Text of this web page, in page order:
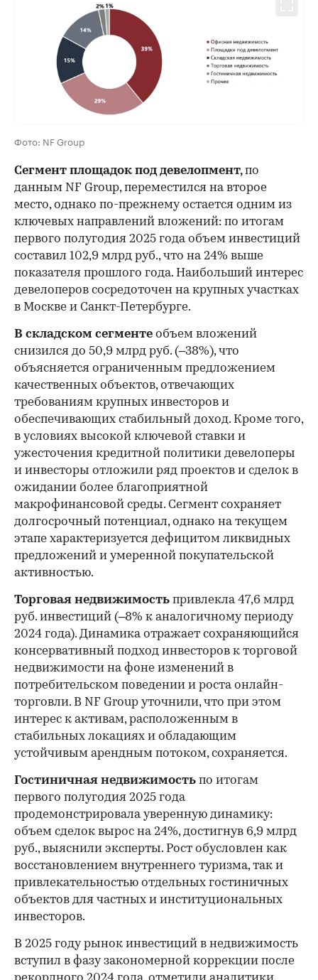
00:00
Фото: NF Group
Сегмент площадок под девелопмент,по
данным NF Group, переместился на второе
место, однако по-прежнему остается одним из
ключевых направлений вложений: по итогам
первого полугодия 2025 года объем инвестиций
составил 102,9 млрд руб., что на 24% выше
показателя прошлого года. Наибольший интерес
девелоперов сосредоточен на крупных участках
в Москве и Санкт-Петербурге.
В складском сегменте объем вложений
снизился до 50,9 млрд руб. (–38%), что
объясняется ограниченным предложением
качественных объектов, отвечающих
требованиям крупных инвесторов и
обеспечивающих стабильный доход. Кроме того,
в условиях высокой ключевой ставки и
ужесточения кредитной политики девелоперы
и инвесторы отложили ряд проектов и сделок в
ожидании более благоприятной
макрофинансовой среды. Сегмент сохраняет
долгосрочный потенциал, однако на текущем
этапе характеризуется дефицитом ликвидных
предложений и умеренной покупательской
активностью.
Торговая недвижимость привлекла 47,6 млрд
руб. инвестиций (–8% к аналогичному периоду
2024 года). Динамика отражает сохраняющийся
консервативный подход инвесторов к торговой
недвижимости на фоне изменений в
потребительском поведении и роста онлайн-
торговли. В NF Group уточнили, что при этом
интерес к активам, расположенным в
стабильных локациях и обладающим
устойчивым арендным потоком, сохраняется.
Гостиничная недвижимость по итогам
первого полугодия 2025 года
продемонстрировала уверенную динамику:
объем сделок вырос на 24%, достигнув 6,9 млрд
руб., выяснили эксперты. Рост обусловлен как
восстановлением внутреннего туризма, так и
привлекательностью отдельных гостиничных
объектов для частных и институциональных
инвесторов.
В 2025 году рынок инвестиций в недвижимость
вступил в фазу закономерной коррекции после